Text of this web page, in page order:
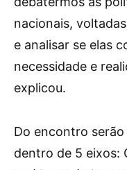
nacionais,
e analisar se elas
necessidade e
explicou.
Do encontro
dentro de 5 eixos: